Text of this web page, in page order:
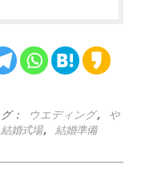
グ： ウエディング, や
結婚式場, 結婚準備